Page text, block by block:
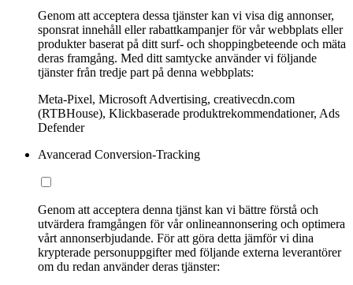
Genom att acceptera dessa tjänster kan vi visa dig annonser,
sponsrat innehåll eller rabattkampanjer för vår webbplats eller
produkter baserat på ditt surf- och shoppingbeteende och mäta
deras framgång. Med ditt samtycke använder vi följande
tjänster från tredje part på denna webbplats:
Meta-Pixel, Microsoft Advertising, creativecdn.com
(RTBHouse), Klickbaserade produktrekommendationer, Ads
Defender
Avancerad Conversion-Tracking
Genom att acceptera denna tjänst kan vi bättre förstå och
utvärdera framgången för vår onlineannonsering och optimera
vårt annonserbjudande. För att göra detta jämför vi dina
krypterade personuppgifter med följande externa leverantörer
om du redan använder deras tjänster: